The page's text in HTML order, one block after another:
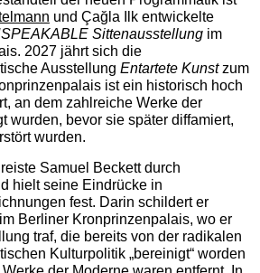
und Çağla Ilk entwickelte
Sittenausstellungim
2027 jährt sich die
Ausstellung Entartete Kunstzum
ist ein historisch hoch
an dem zahlreiche Werke der
wurden, bevor sie später diffamiert,
wurden.
Samuel Beckett durch
hielt seine Eindrücke in
fest. Darin schildert er
Berliner Kronprinzenpalais, wo er
traf, die bereits von der radikalen
Kulturpolitik „bereinigt“ worden